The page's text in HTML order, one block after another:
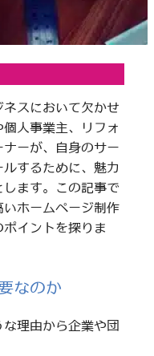
スにおいて欠かせ
人事業主、リフォ
ーが、自身のサー
するために、魅力
ます。この記事で
ホームページ制作
イントを探りま
なのか
理由から企業や団